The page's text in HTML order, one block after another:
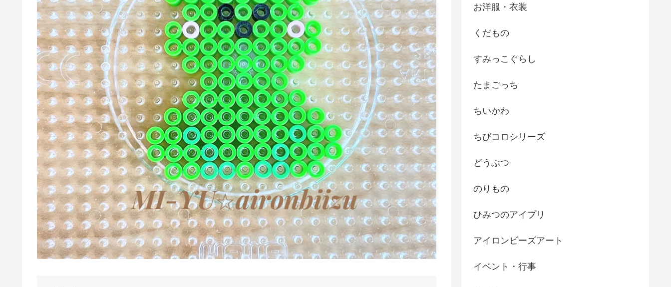
お洋服・衣装
くだもの
すみっこぐらし
たまごっち
ちいかわ
ちびコロシリーズ
どうぶつ
のりもの
ひみつのアイプリ
アイロンビーズアート
イベント・行事